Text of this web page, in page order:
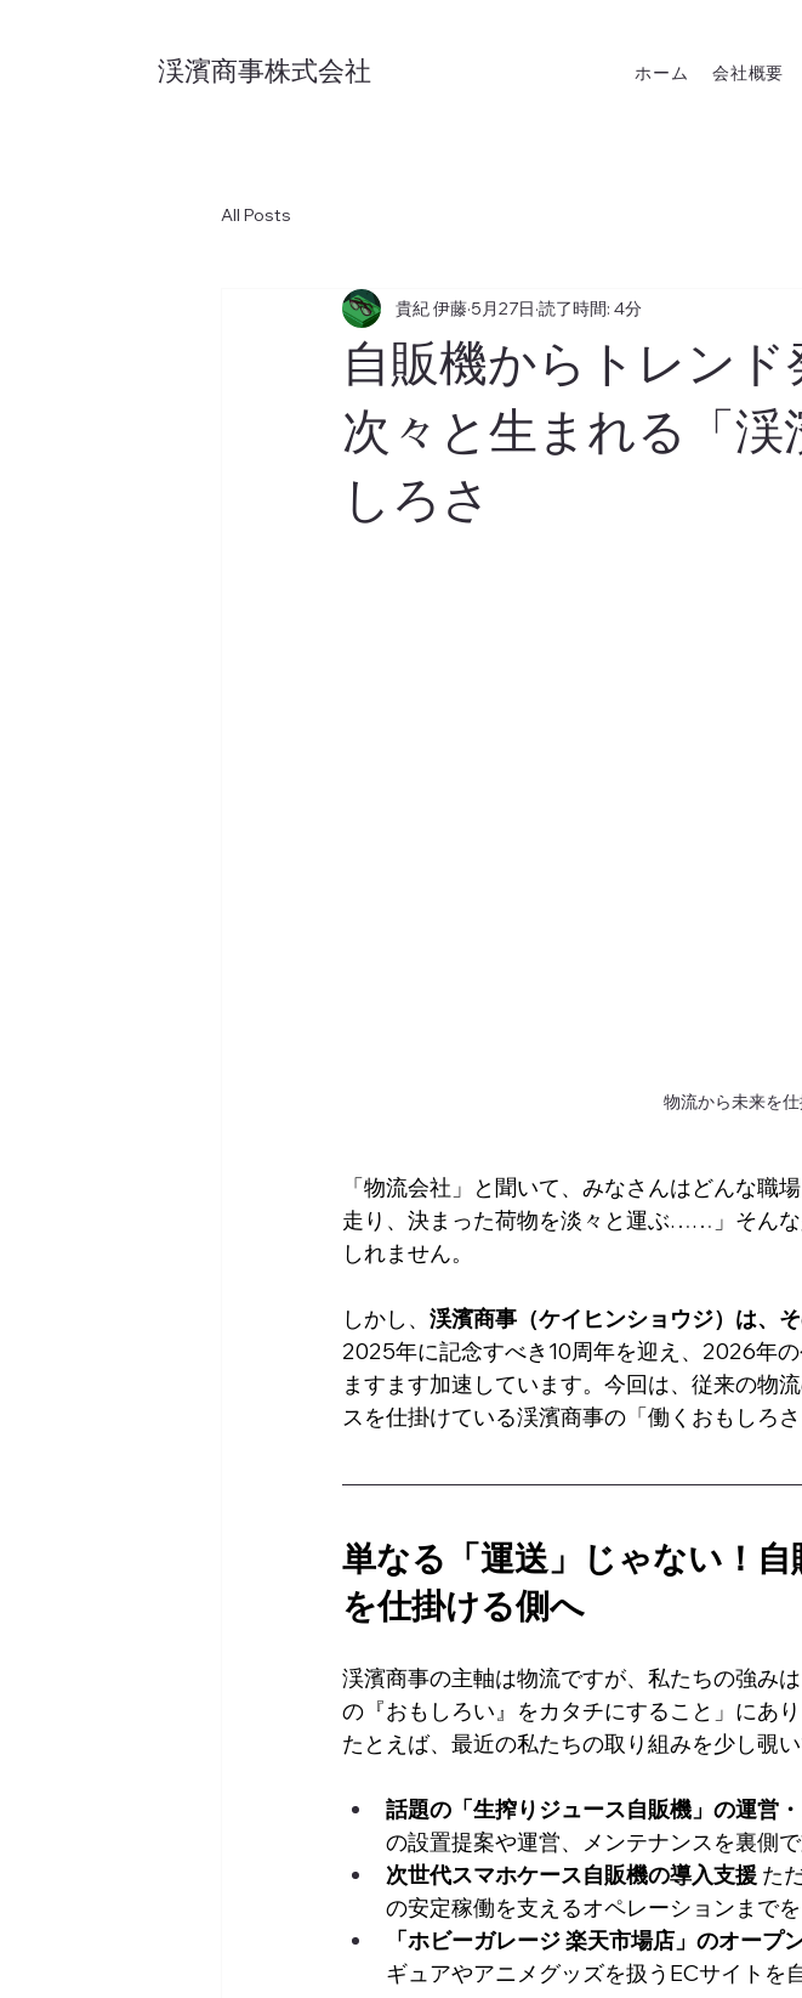
渓濱商事株式会社 ホーム 会社概要
All Posts
自販機からトレン
次々と生まれる「
しろさ
貴紀 伊藤 5月27日 読了時間: 4分
物流から未来を
「物流会社」と聞いて、みなさんはどんな職
走り、決まった荷物を淡々と運ぶ……」そん
しれません。
しかし、 渓濱商事（ケイヒンショウジ）は、
2025年に記念すべき10周年を迎え、2026年
ますます加速しています。今回は、従来の物
スを仕掛けている渓濱商事の「働くおもしろさ
単なる「運送」じゃない！
を仕掛ける側へ
渓濱商事の主軸は物流ですが、私たちの強み
の『おもしろい』をカタチにすること」にあり
たとえば、最近の私たちの取り組みを少し覗い
話題の「生搾りジュース自販機」の運営
の設置提案や運営、メンテナンスを裏側
次世代スマホケース自販機の導入支援 た
の安定稼働を支えるオペレーションまで
「ホビーガレージ 楽天市場店」のオープ
ギュアやアニメグッズを扱うECサイトを